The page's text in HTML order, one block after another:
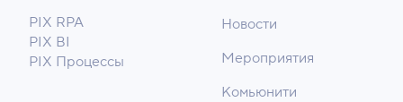
PIX RPA
PIX BI
PIX Процессы
Новости
Мероприятия
Комьюнити